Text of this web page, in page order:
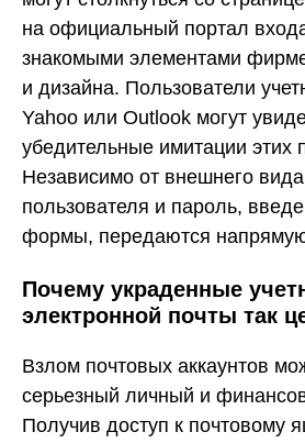
на официальный портал
знакомыми элементами
и дизайна. Пользователи
Yahoo или Outlook могут
убедительные имитации этих
Независимо от внешнего
пользователя и пароль,
формы, передаются
Почему украденные
электронной почты так
Взлом почтовых аккаунтов
серьезный личный и
Получив доступ к почтовому